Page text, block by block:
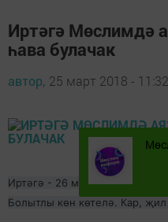
Иртәгә Мөслимдә
һава булачак
автор, 25 март 2018 - 11:32
Иртәгә - 26 мартта һава
Болытлы көн көтелә. Кар, җил